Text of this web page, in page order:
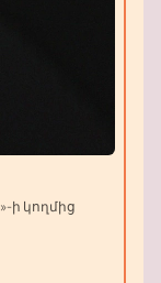
ի կողմից